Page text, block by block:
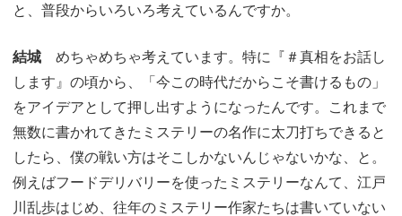
と、普段からいろいろ考えているんですか。
結城 めちゃめちゃ考えています。特に『＃真相をお話し
します』の頃から、「今この時代だからこそ書けるもの」
をアイデアとして押し出すようになったんです。これまで
無数に書かれてきたミステリーの名作に太刀打ちできると
したら、僕の戦い方はそこしかないんじゃないかな、と。
例えばフードデリバリーを使ったミステリーなんて、江戸
川乱歩はじめ、往年のミステリー作家たちは書いていない